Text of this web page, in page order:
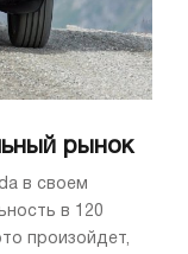
рынок
в своем
в 120
произойдет,